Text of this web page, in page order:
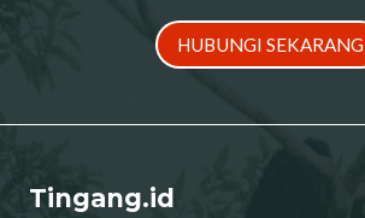
HUBUNGI SEKARANG
Tingang.id